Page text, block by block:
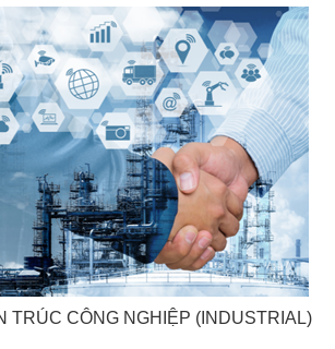
tốt, các sản phẩm ngoại thất sân vườn
vẻ đẹp mà còn tạo nên sự tiện nghi và thoải
TRÚC CÔNG NGHIỆP (INDUSTRIAL)